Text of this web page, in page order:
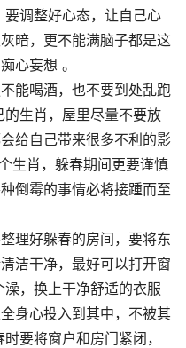
调整好心态，让自己心
暗，更不能满脑子都是这
心妄想 。
能喝酒，也不要到处乱跑
生肖，屋里尽量不要放
给自己带来很多不利的影
生肖，躲春期间更要谨慎
倒霉的事情必将接踵而至
理好躲春的房间，要将东
洁干净，最好可以打开窗
，换上干净舒适的衣服
身心投入到其中，不被其
要将窗户和房门紧闭，